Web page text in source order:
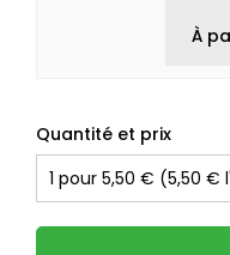
À
Quantité et prix